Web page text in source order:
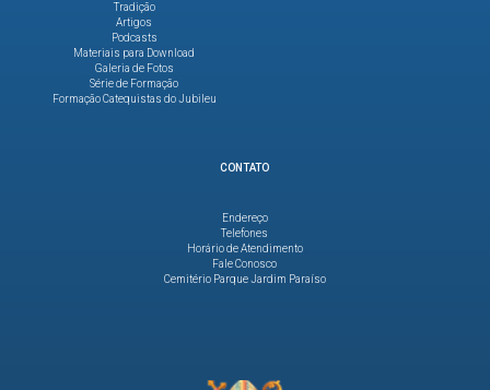
Tradição
Artigos
Podcasts
Materiais para Download
Galeria de Fotos
Série de Formação
Formação Catequistas do Jubileu
CONTATO
Endereço
Telefones
Horário de Atendimento
Fale Conosco
Cemitério Parque Jardim Paraíso